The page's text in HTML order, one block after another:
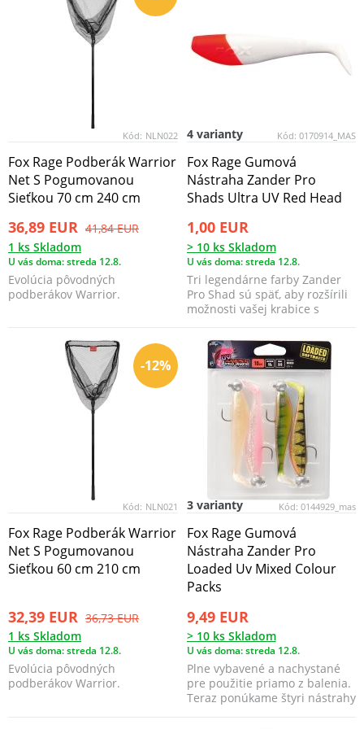
Kód: NLN022
Fox Rage Podberák Warrior
Net S Pogumovanou
Sieťkou 70 cm 240 cm
36,89 EUR 41,84 EUR
1 ks Skladom
U vás doma: streda 12.8.
Evolúcia pôvodných
podberákov Warrior.
Kód: 0170914_MAS
4 varianty
Fox Rage Gumová
Nástraha Zander Pro
Shads Ultra UV Red Head
1,00 EUR
> 10 ks Skladom
U vás doma: streda 12.8.
Tri legendárne farby Zander
Pro Shad sú späť, aby rozšírili
možnosti vašej krabice s
-12%
Kód: NLN021
Fox Rage Podberák Warrior
Net S Pogumovanou
Sieťkou 60 cm 210 cm
32,39 EUR 36,73 EUR
1 ks Skladom
U vás doma: streda 12.8.
Evolúcia pôvodných
podberákov Warrior.
Kód: 0144929_mas
3 varianty
Fox Rage Gumová
Nástraha Zander Pro
Loaded Uv Mixed Colour
Packs
9,49 EUR
> 10 ks Skladom
U vás doma: streda 12.8.
Plne vybavené a nachystané
pre použitie priamo z balenia.
Teraz ponúkame štyri nástrahy